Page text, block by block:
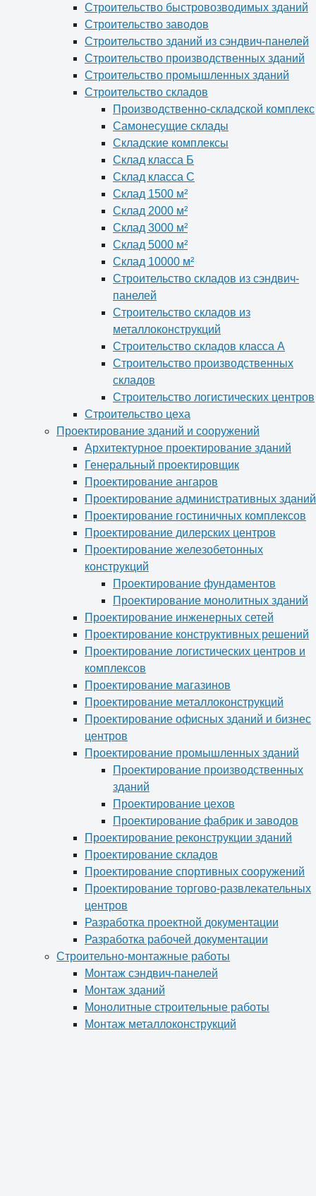
Строительство быстровозводимых зданий
Строительство заводов
Строительство зданий из сэндвич-панелей
Строительство производственных зданий
Строительство промышленных зданий
Строительство складов
Производственно-складской комплекс
Самонесущие склады
Складские комплексы
Склад класса Б
Склад класса С
Склад 1500 м²
Склад 2000 м²
Склад 3000 м²
Склад 5000 м²
Склад 10000 м²
Строительство складов из сэндвич-
панелей
Строительство складов из
металлоконструкций
Строительство складов класса А
Строительство производственных
складов
Строительство логистических центров
Строительство цеха
Проектирование зданий и сооружений
Архитектурное проектирование зданий
Генеральный проектировщик
Проектирование ангаров
Проектирование административных зданий
Проектирование гостиничных комплексов
Проектирование дилерских центров
Проектирование железобетонных
конструкций
Проектирование фундаментов
Проектирование монолитных зданий
Проектирование инженерных сетей
Проектирование конструктивных решений
Проектирование логистических центров и
комплексов
Проектирование магазинов
Проектирование металлоконструкций
Проектирование офисных зданий и бизнес
центров
Проектирование промышленных зданий
Проектирование производственных
зданий
Проектирование цехов
Проектирование фабрик и заводов
Проектирование реконструкции зданий
Проектирование складов
Проектирование спортивных сооружений
Проектирование торгово-развлекательных
центров
Разработка проектной документации
Разработка рабочей документации
Строительно-монтажные работы
Монтаж сэндвич-панелей
Монтаж зданий
Монолитные строительные работы
Монтаж металлоконструкций